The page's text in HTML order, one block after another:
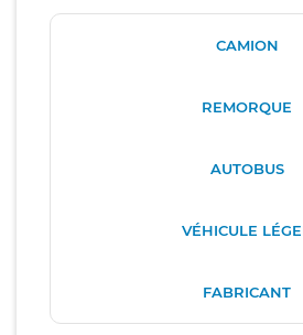
CAMION
REMORQUE
AUTOBUS
VÉHICULE
FABRICANT